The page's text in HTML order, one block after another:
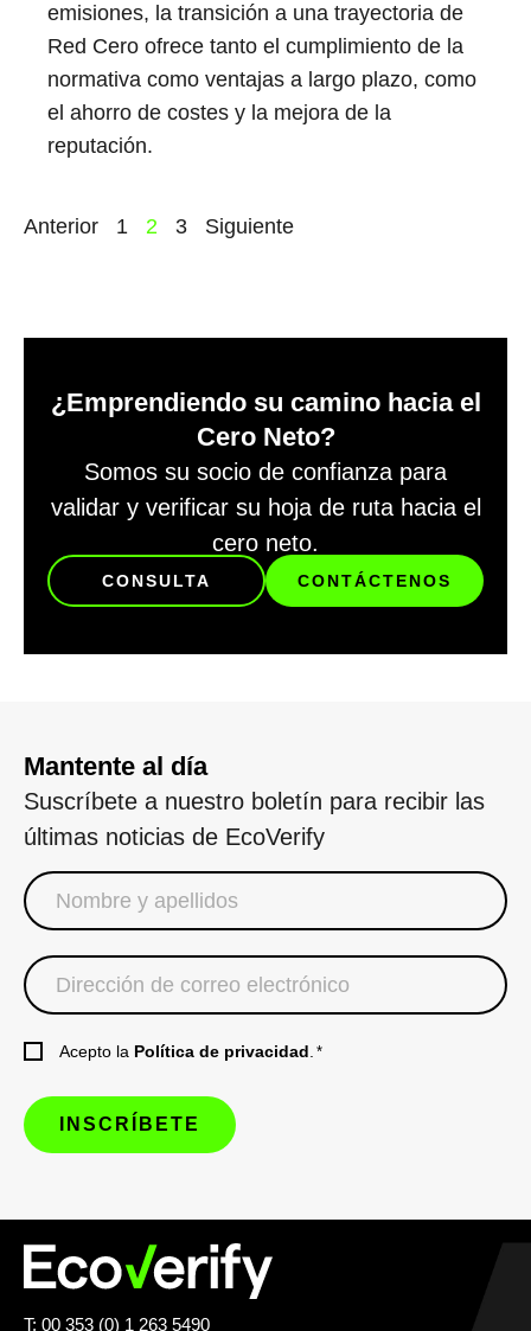
emisiones, la transición a una trayectoria de
Red Cero ofrece tanto el cumplimiento de la
normativa como ventajas a largo plazo, como
el ahorro de costes y la mejora de la
reputación.
Anterior 1 2 3 Siguiente
¿Emprendiendo su camino hacia el
Cero Neto?
Somos su socio de confianza para
validar y verificar su hoja de ruta hacia el
cero neto.
CONSULTA CONTÁCTENOS
Mantente al día
Suscríbete a nuestro boletín para recibir las
últimas noticias de EcoVerify
Acepto la Política de privacidad *
T: 00 353 (0) 1 263 5490